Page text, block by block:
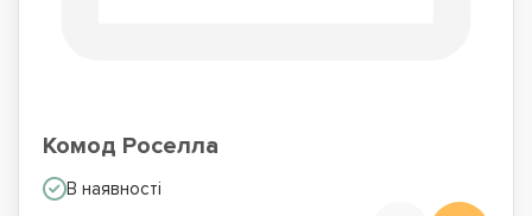
Комод Роселла
В наявності